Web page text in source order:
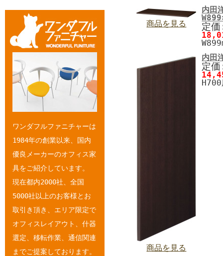
ワンダフルファニチャーは
1984年の創業以来、国内
優良メーカーのオフィス家
具をご紹介しています。
現在都内2000社、全国
5000社以上のお客様とお
取引き頂き、エリア限定で
オフィスレイアウト、什器
選定、移転作業、通信関連
までご提案しております。
商品を見る
内田
定
商品を見る
内田
定